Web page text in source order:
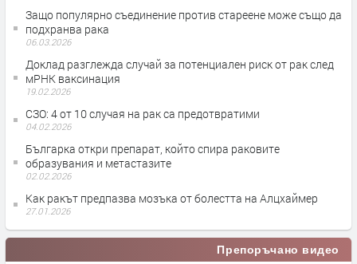
Защо популярно съединение против стареене може също да
подхранва рака
06.03.2026
Доклад разглежда случай за потенциален риск от рак след
мРНК ваксинация
19.02.2026
СЗО: 4 от 10 случая на рак са предотвратими
04.02.2026
Българка откри препарат, който спира раковите
образувания и метастазите
02.02.2026
Как ракът предпазва мозъка от болестта на Алцхаймер
27.01.2026
Препоръчано видео